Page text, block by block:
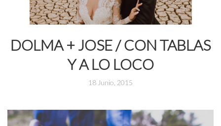
DOLMA + JOSE / CON TABLAS
Y A LO LOCO
18 Junio, 2015